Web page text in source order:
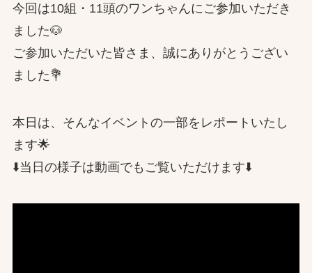
今回は10組・11頭のワンちゃんにご参加いただき
ました🐶
ご参加いただいた皆さま、誠にありがとうござい
ました💐
本日は、そんなイベントの一部をレポートいたし
ます🌟
⬇️当日の様子は動画でもご覧いただけます⬇️